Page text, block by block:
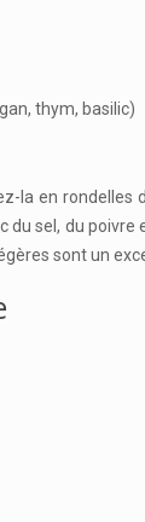
thym, basilic)
la en rondelles
sel, du
sont un